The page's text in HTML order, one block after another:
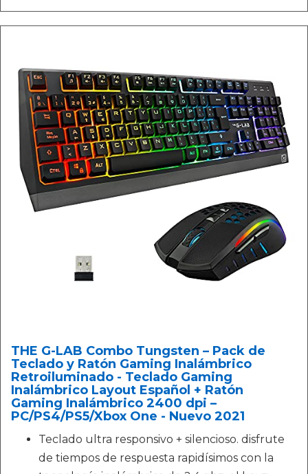
THE G-LAB Combo Tungsten – Pack de
Teclado y Ratón Gaming Inalámbrico
Retroiluminado - Teclado Gaming
Inalámbrico Layout Español + Ratón
Gaming Inalámbrico 2400 dpi –
PC/PS4/PS5/Xbox One - Nuevo 2021
Teclado ultra responsivo + silencioso. disfrute
de tiempos de respuesta rapidísimos con la